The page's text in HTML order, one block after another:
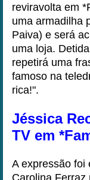
reviravolta em
uma armadilha
Paiva) e será
uma loja.
repetirá uma
famoso na
rica!".
Jéssica
TV em
A expressão foi
Carolina Ferraz